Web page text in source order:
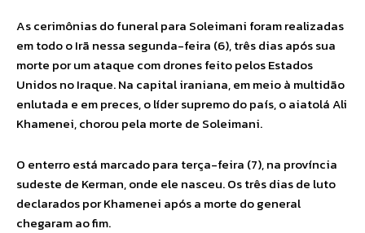
As cerimônias do funeral para Soleimani foram realizadas
em todo o Irã nessa segunda-feira (6), três dias após sua
morte por um ataque com drones feito pelos Estados
Unidos no Iraque. Na capital iraniana, em meio à multidão
enlutada e em preces, o líder supremo do país, o aiatolá Ali
Khamenei, chorou pela morte de Soleimani.
O enterro está marcado para terça-feira (7), na província
sudeste de Kerman, onde ele nasceu. Os três dias de luto
declarados por Khamenei após a morte do general
chegaram ao fim.